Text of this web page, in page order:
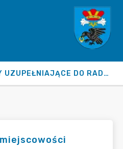
WYBORY UZUPEŁNIAJĄCE DO RADY GMINY 2026